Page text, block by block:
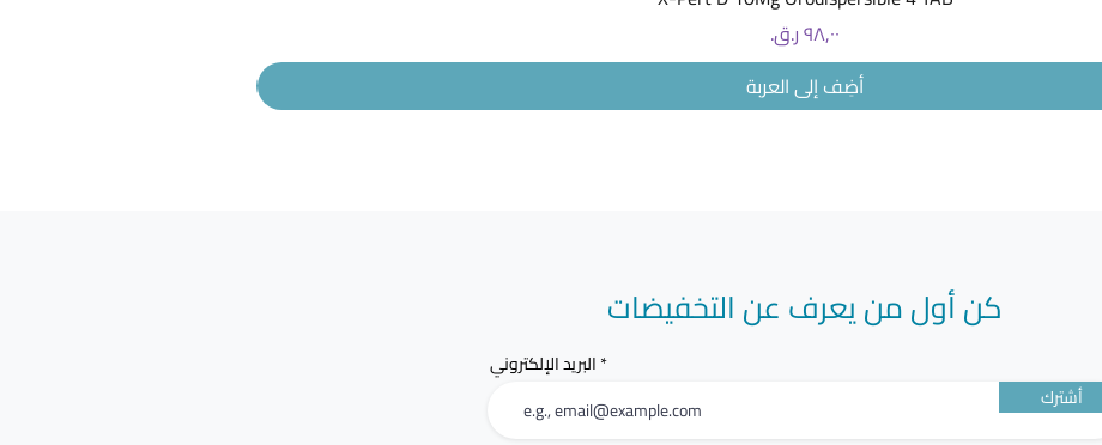
السعر
أضِف إلى العربة
كن أول من يعرف عن التخفيضات
البريد الإلكتروني
أشترك